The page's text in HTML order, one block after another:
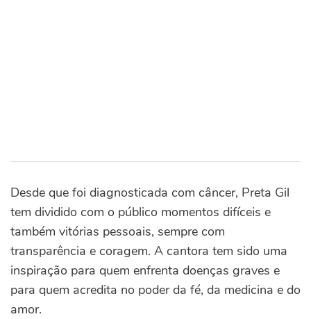
Desde que foi diagnosticada com câncer, Preta Gil
tem dividido com o público momentos difíceis e
também vitórias pessoais, sempre com
transparência e coragem. A cantora tem sido uma
inspiração para quem enfrenta doenças graves e
para quem acredita no poder da fé, da medicina e do
amor.